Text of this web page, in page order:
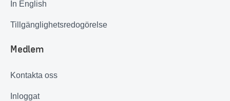
In English
Tillgänglighetsredogörelse
Medlem
Kontakta oss
Inloggat